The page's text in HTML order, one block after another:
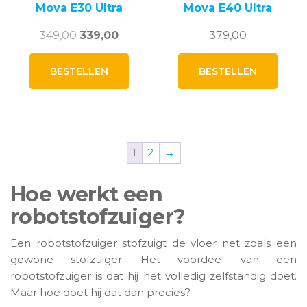
Mova E30 Ultra
349,00 Oorspronkelijke
prijs
was:
339,00Huidige
prijs
339,00.
BESTELLEN
Mova E40 Ultra
379,00
BESTELLEN
1 2 →
Hoe werkt een
robotstofzuiger?
Een robotstofzuiger stofzuigt de vloer net zoals een
gewone stofzuiger. Het voordeel van een
robotstofzuiger is dat hij het volledig zelfstandig doet.
Maar hoe doet hij dat dan precies?